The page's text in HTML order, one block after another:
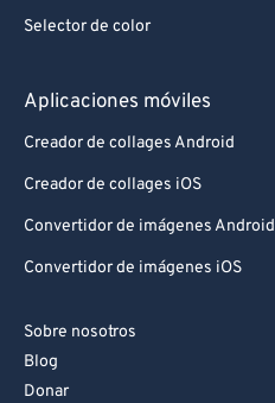
Selector de color
Aplicaciones móviles
Creador de collages Android
Creador de collages iOS
Convertidor de imágenes Android
Convertidor de imágenes iOS
Sobre nosotros
Blog
Donar